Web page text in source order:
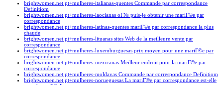
brightwomen.net pt+mulheres-italianas-quentes Commande par correspondance
Definitiom
brightwomen.net pt+mulheres-laocianas oГ№ puis-je obtenir une mariГ©e par
correspondance
brightwomen.net pt+mulheres-latinas-quentes mariГ©e par correspondance la plus
chaude
brightwomen.net pt+mulheres-lituanas sites Web de la meilleure vente par
correspondance
brightwomen.net pt+mulheres-luxemburguesas prix moyen pour une mariГ©e par
correspondance
brightwomen.net pt+mulheres-mexicanas Meilleur endroit pour la mariГ©e par
correspondance
brightwomen.net pt+mulheres-moldavas Commande par correspondance Definitiom
brightwomen.net pt+mulheres-norueguesas La mariГ©e par correspondance est-elle